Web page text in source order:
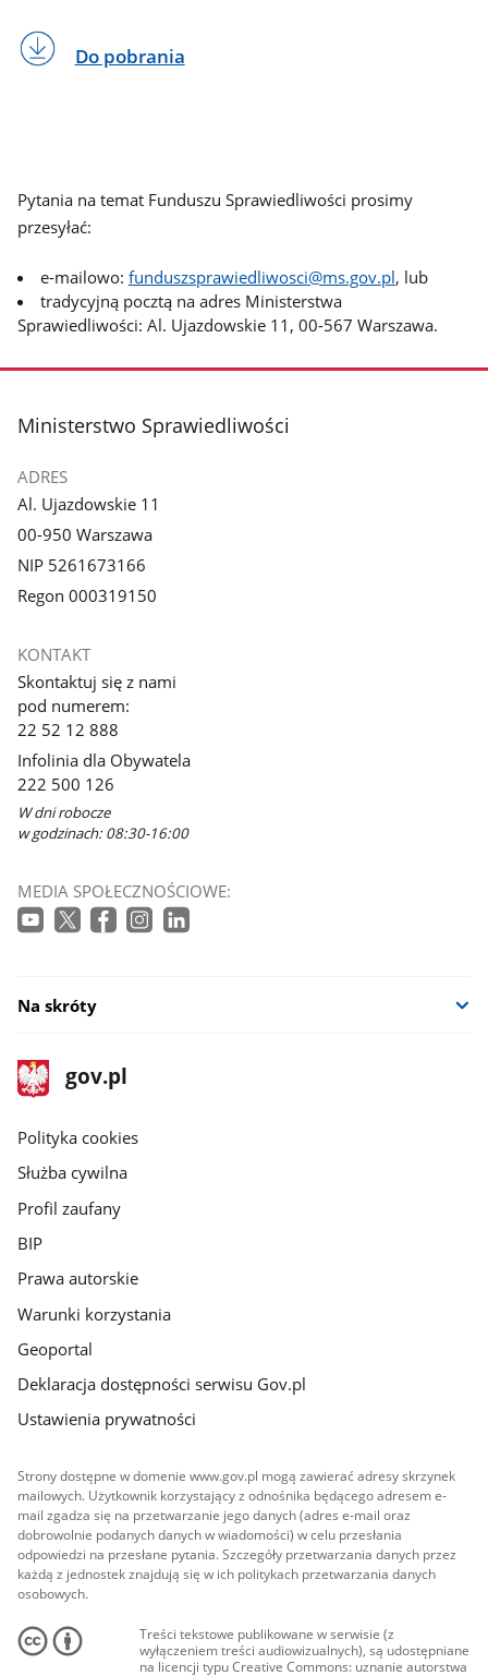
Do pobrania
Pytania na temat Funduszu Sprawiedliwości prosimy
przesyłać:
e-mailowo: funduszsprawiedliwosci@ms.gov.pl, lub
tradycyjną pocztą na adres Ministerstwa
Sprawiedliwości: Al. Ujazdowskie 11, 00-567 Warszawa.
stopka
Ministerstwo Sprawiedliwości
ADRES
Al. Ujazdowskie 11
00-950 Warszawa
NIP 5261673166
Regon 000319150
KONTAKT
Skontaktuj się z nami
pod numerem:
22 52 12 888
Infolinia dla Obywatela
222 500 126
W dni robocze
w godzinach: 08:30-16:00
MEDIA SPOŁECZNOŚCIOWE:
Na skróty
stopka
gov.pl
Strona
gov.pl
gov.pl
Polityka cookies
Służba cywilna
Profil zaufany
BIP
Prawa autorskie
Warunki korzystania
Geoportal
Deklaracja dostępności serwisu Gov.pl
Ustawienia prywatności
Strony dostępne w domenie www.gov.pl mogą zawierać adresy skrzynek
mailowych. Użytkownik korzystający z odnośnika będącego adresem e-
mail zgadza się na przetwarzanie jego danych (adres e-mail oraz
dobrowolnie podanych danych w wiadomości) w celu przesłania
odpowiedzi na przesłane pytania. Szczegóły przetwarzania danych przez
każdą z jednostek znajdują się w ich politykach przetwarzania danych
osobowych.
Treści tekstowe publikowane w serwisie (z
wyłączeniem treści audiowizualnych), są udostępniane
na licencji typu Creative Commons: uznanie autorstwa